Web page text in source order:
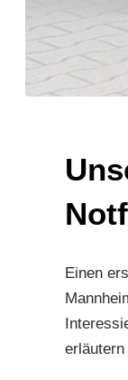
Einen